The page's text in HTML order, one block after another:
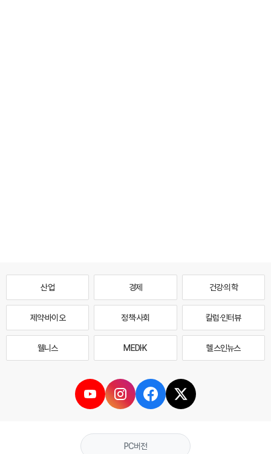
산업 경제 건강·의학
제약·바이오 정책·사회 칼럼·인터뷰
웰니스 MEDI·K 헬스인뉴스
PC버전